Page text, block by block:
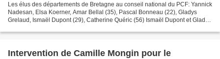
Les élus des départements de Bretagne au conseil national du PCF: Yannick
Nadesan, Elsa Koerner, Amar Bellal (35), Pascal Bonneau (22), Gladys
Grelaud, Ismaël Dupont (29), Catherine Quéric (56) Ismaël Dupont et Gladys
Intervention de Camille Mongin pour le